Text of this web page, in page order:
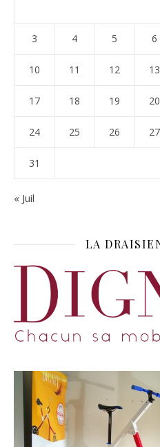
3 4 5 6
10 11 12 13
17 18 19 20
24 25 26 27
31
« Juil
LA